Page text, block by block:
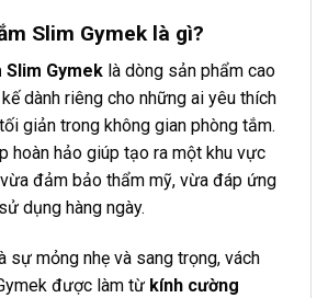
Slim Gymek là gì?
Slim Gymek là dòng sản phẩm cao
dành riêng cho những ai yêu thích
giản trong không gian phòng tắm.
hoàn hảo giúp tạo ra một khu vực
đảm bảo thẩm mỹ, vừa đáp ứng
dụng hàng ngày.
sự mỏng nhẹ và sang trọng, vách
được làm từ kính cường